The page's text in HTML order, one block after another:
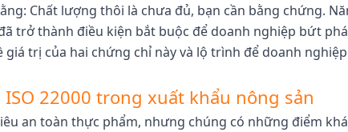
Chất lượng thôi là chưa đủ, bạn cần bằng chứng.
trở thành điều kiện bắt buộc để doanh nghiệp bứt
giá trị của hai chứng chỉ này và lộ trình để doanh
ISO 22000 trong xuất khẩu nông sản
an toàn thực phẩm, nhưng chúng có những điểm